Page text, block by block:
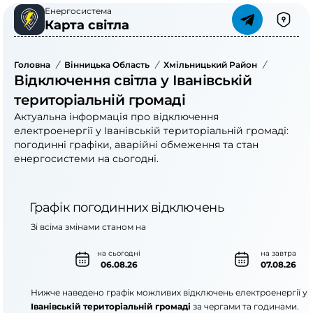
Енергосистема
Карта світла
Головна / Вінницька Область / Хмільницький Район /
Відключення світла у Іванівській
територіальній громаді
Актуальна інформація про відключення
електроенергії у Іванівській територіальній громаді:
погодинні графіки, аварійні обмеження та стан
енергосистеми на сьогодні.
Графік погодинних відключень
на сьогодні
06.08.26
на завтра
07.08.26
Зі всіма змінами станом на
Нижче наведено графік можливих відключень електроенергії у
Іванівській територіальній громаді за чергами та годинами.